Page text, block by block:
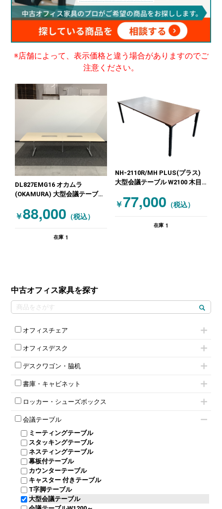
中古オフィス家具を探す
オフィスチェア
肘付きチェア
肘無しチェア
役員チェア
オフィスチェアその他
オフィスデスク
片袖机
フリーアドレスデスク（ベンチデスク）
昇降デスク
両袖机
デスクワゴン・脇机
インワゴン2段
インワゴン3段
脇机
書庫・キャビネット
ハイキャビネット
ローキャビネット
両開きキャビネット
上下連結キャビネット
整理ケース（ペーパーケース）
軽量ラック（スチールラック）
メタルラック
収納家具その他
オープン書庫
両開書庫
引き違い書庫
ロッカー・シューズボックス
1人用ロッカー
2人用ロッカー
3人用ロッカー
4人用ロッカー
5人用ロッカー
6人用ロッカー
8人用ロッカー
パーソナルロッカー
多人数ロッカー
シリンダー錠ロッカー
会議テーブル
ミーティングテーブル
スタッキングテーブル
ネスティングテーブル
幕板付テーブル
カウンターテーブル
キャスター 付きテーブル
T字脚テーブル
大型会議テーブル
※店舗によって、表示価格と違う場合がありますのでご
注意ください。
DL827EMG16 オカムラ
(OKAMURA) 大型会議テーブル
￥88,000 （税込）
在庫 1
NH-2110R/MH PLUS(プラス)
大型会議テーブル W2100 木目
￥77,000 （税込）
在庫 1